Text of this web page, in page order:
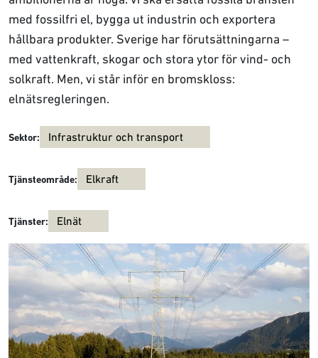
med fossilfri el, bygga ut industrin och exportera
hållbara produkter. Sverige har förutsättningarna –
med vattenkraft, skogar och stora ytor för vind- och
solkraft. Men, vi står inför en bromskloss:
elnätsregleringen.
Sektor: Infrastruktur och transport
Tjänsteområde: Elkraft
Tjänster: Elnät